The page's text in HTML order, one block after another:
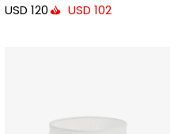
USD 120 USD 102